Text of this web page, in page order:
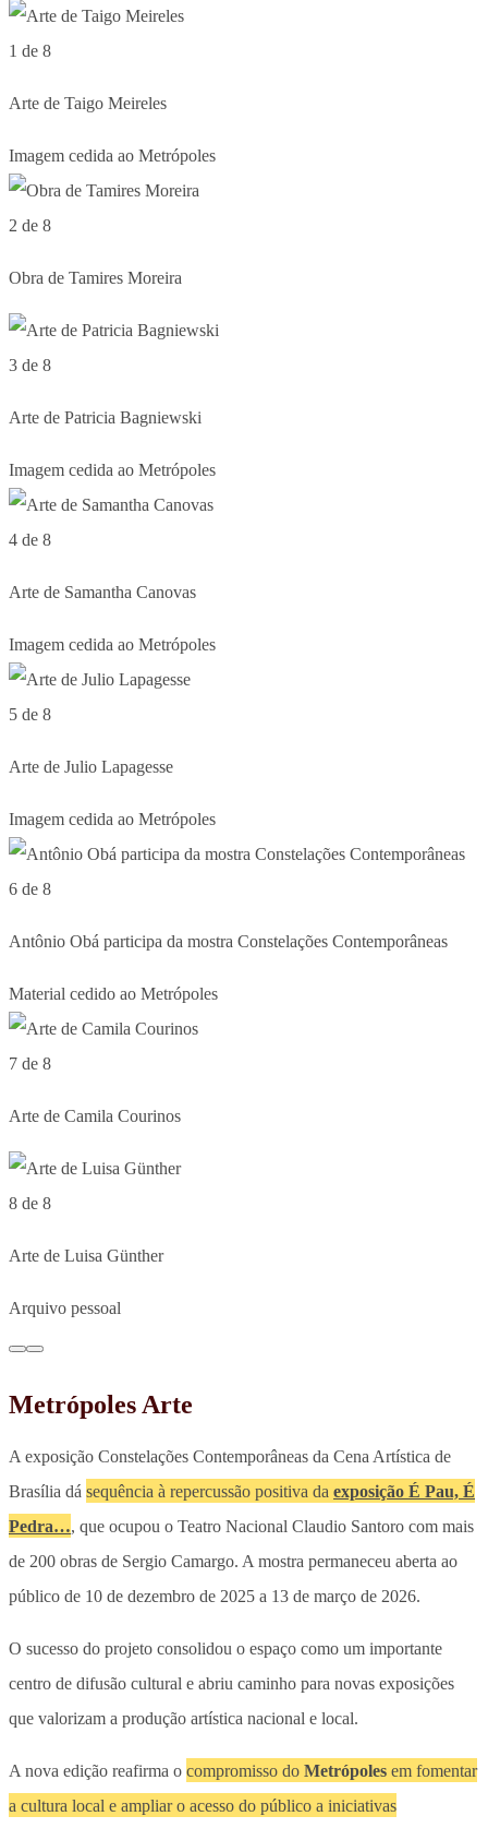
1 de 8
Arte de Taigo Meireles
Imagem cedida ao Metrópoles
2 de 8
Obra de Tamires Moreira
3 de 8
Arte de Patricia Bagniewski
Imagem cedida ao Metrópoles
4 de 8
Arte de Samantha Canovas
Imagem cedida ao Metrópoles
5 de 8
Arte de Julio Lapagesse
Imagem cedida ao Metrópoles
6 de 8
Antônio Obá participa da mostra Constelações Contemporâneas
Material cedido ao Metrópoles
7 de 8
Arte de Camila Courinos
8 de 8
Arte de Luisa Günther
Arquivo pessoal
Metrópoles Arte
A exposição Constelações Contemporâneas da Cena Artística de
Brasília dá sequência à repercussão positiva da exposição É Pau, É
Pedra…, que ocupou o Teatro Nacional Claudio Santoro com mais
de 200 obras de Sergio Camargo. A mostra permaneceu aberta ao
público de 10 de dezembro de 2025 a 13 de março de 2026.
O sucesso do projeto consolidou o espaço como um importante
centro de difusão cultural e abriu caminho para novas exposições
que valorizam a produção artística nacional e local.
A nova edição reafirma o compromisso do Metrópoles em fomentar
a cultura local e ampliar o acesso do público a iniciativas